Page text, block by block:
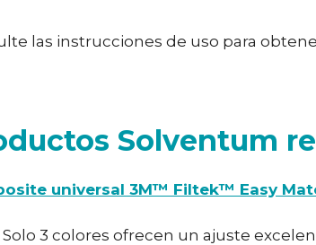
las instrucciones de uso para
Solventum
universal 3M™ Filtek™ Easy
Solo 3 colores ofrecen un ajuste